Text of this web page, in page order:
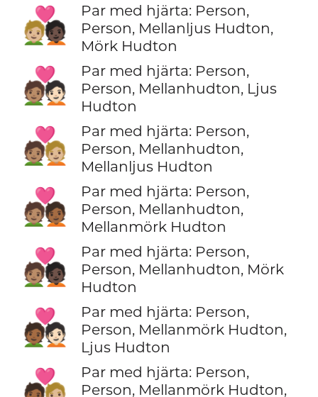
🧑🏼‍❤️‍🧑🏿
Par med hjärta: Person,
Person, Mellanljus Hudton,
Mörk Hudton
🧑🏽‍❤️‍🧑🏻
Par med hjärta: Person,
Person, Mellanhudton, Ljus
Hudton
🧑🏽‍❤️‍🧑🏼
Par med hjärta: Person,
Person, Mellanhudton,
Mellanljus Hudton
🧑🏽‍❤️‍🧑🏾
Par med hjärta: Person,
Person, Mellanhudton,
Mellanmörk Hudton
🧑🏽‍❤️‍🧑🏿
Par med hjärta: Person,
Person, Mellanhudton, Mörk
Hudton
🧑🏾‍❤️‍🧑🏻
Par med hjärta: Person,
Person, Mellanmörk Hudton,
Ljus Hudton
🧑🏾‍❤️‍🧑🏼
Par med hjärta: Person,
Person, Mellanmörk Hudton,